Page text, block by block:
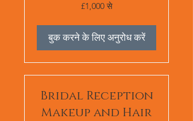
£1,000 से
बुक करने के लिए अनुरोध करें
Bridal Reception
Makeup and Hair